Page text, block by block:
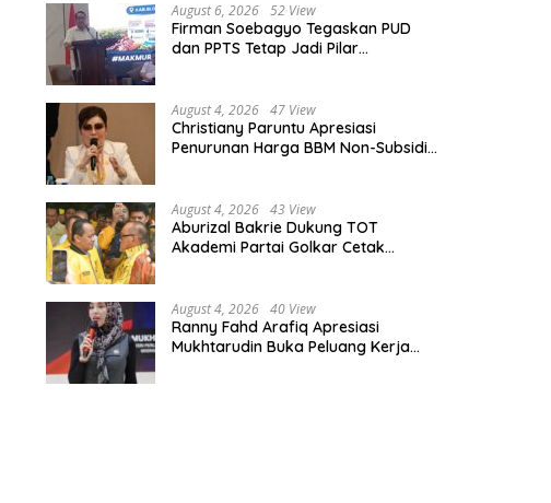
August 6, 2026 52 View
Firman Soebagyo Tegaskan PUD
dan PPTS Tetap Jadi Pilar
August 4, 2026 47 View
Christiany Paruntu Apresiasi
Penurunan Harga BBM Non-Subsidi,
August 4, 2026 43 View
Aburizal Bakrie Dukung TOT
Akademi Partai Golkar Cetak
August 4, 2026 40 View
Ranny Fahd Arafiq Apresiasi
Mukhtarudin Buka Peluang Kerja